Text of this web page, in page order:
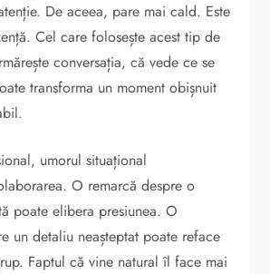
De aceea, pare mai cald. Este
Cel care folosește acest tip de
conversația, că vede ce se
transforma un moment obișnuit
umorul situațional
O remarcă despre o
poate elibera presiunea. O
un detaliu neașteptat poate reface
Faptul că vine natural îl face mai